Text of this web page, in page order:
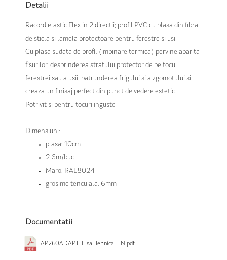
Detalii
Racord elastic Flex in 2 directii; profil PVC cu plasa din fibra
de sticla si lamela protectoare pentru ferestre si usi.
Cu plasa sudata de profil (imbinare termica) pervine aparita
fisurilor, desprinderea stratului protector de pe tocul
ferestrei sau a usii, patrunderea frigului si a zgomotului si
creaza un finisaj perfect din punct de vedere estetic.
Potrivit si pentru tocuri inguste
Dimensiuni:
plasa: 10cm
2.6m/buc
Maro: RAL8024
grosime tencuiala: 6mm
Documentatii
AP260ADAPT_Fisa_Tehnica_EN.pdf